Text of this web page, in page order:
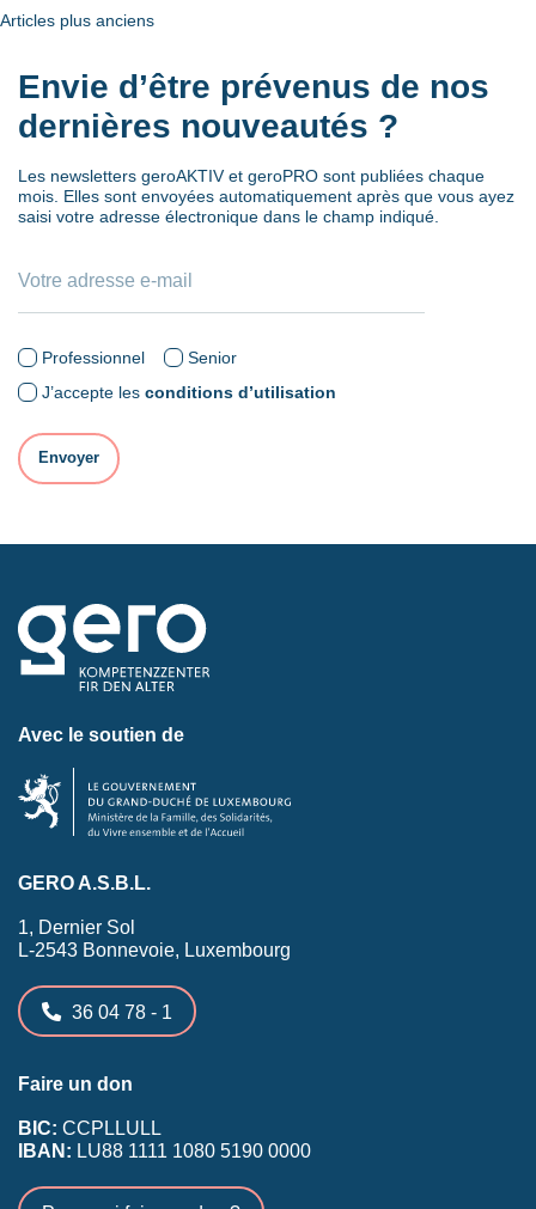
Navigation
des
articles
Articles plus anciens
Envie d’être prévenus de nos
dernières nouveautés ?
Les newsletters geroAKTIV et geroPRO sont publiées chaque
mois. Elles sont envoyées automatiquement après que vous ayez
saisi votre adresse électronique dans le champ indiqué.
Professionnel
Senior
J’accepte les conditions d’utilisation
Avec le soutien de
GERO A.S.B.L.
1, Dernier Sol
L-2543 Bonnevoie, Luxembourg
36 04 78 - 1
Faire un don
BIC: CCPLLULL
IBAN: LU88 1111 1080 5190 0000